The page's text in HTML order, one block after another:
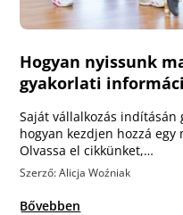
Hogyan nyissunk
gyakorlati
Saját vállalkozás
hogyan kezdjen hozzá egy
Olvassa el cikkünket,…
Szerző: Alicja Woźniak
Bővebben